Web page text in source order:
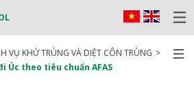
VỤ KHỬ TRÙNG VÀ DIỆT CÔN TRÙNG
Úc theo tiêu chuẩn AFAS